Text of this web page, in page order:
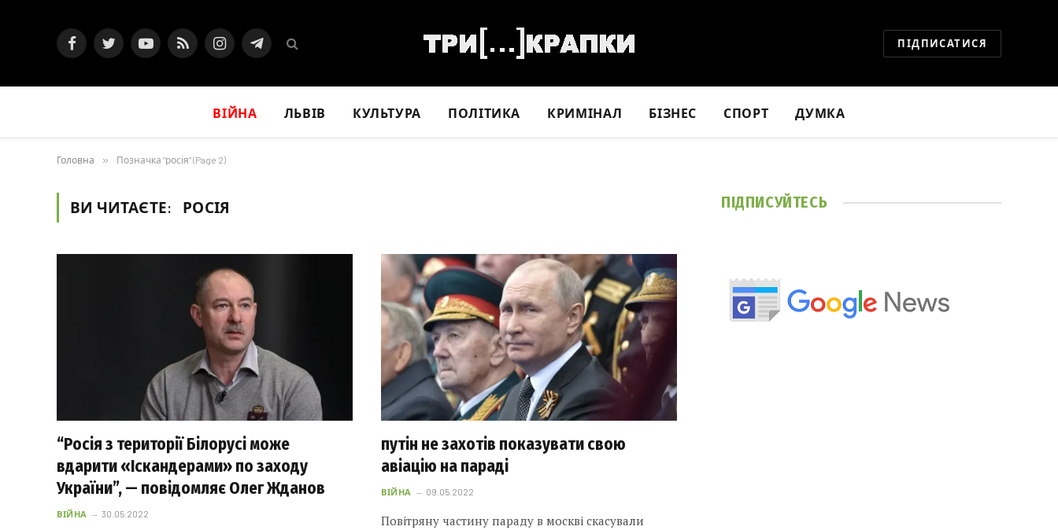
FacebookTwitterYouTubeRSS InstagramTelegram ПІДПИСАТИСЯ
ВІЙНА ЛЬВІВ КУЛЬТУРА ПОЛІТИКА КРИМІНАЛ БІЗНЕС СПОРТ ДУМКА
Головна » Позначка "росія" (Page 2)
ВИ ЧИТАЄТЕ: РОСІЯ
“Росія з території Білорусі може
вдарити «Іскандерами» по заходу
України”, — повідомляє Олег Жданов
ВІЙНА 30.05.2022
путін не захотів показувати свою
авіацію на параді
ВІЙНА 09.05.2022
Повітряну частину параду в москві скасували
ПІДПИСУЙТЕСЬ